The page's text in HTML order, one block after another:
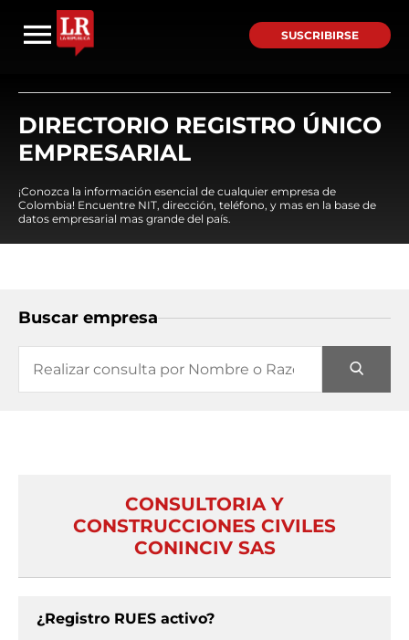
SUSCRIBIRSE
DIRECTORIO REGISTRO ÚNICO
EMPRESARIAL
¡Conozca la información esencial de cualquier empresa de
Colombia! Encuentre NIT, dirección, teléfono, y mas en la base de
datos empresarial mas grande del país.
Buscar empresa
CONSULTORIA Y
CONSTRUCCIONES CIVILES
CONINCIV SAS
¿Registro RUES activo?